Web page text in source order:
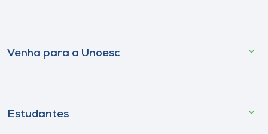
Venha para a Unoesc
Estudantes